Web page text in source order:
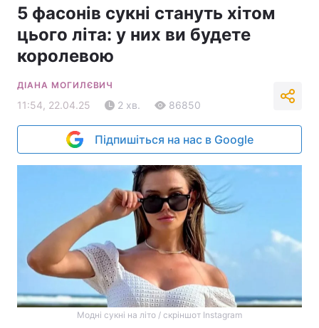
5 фасонів сукні стануть хітом
цього літа: у них ви будете
королевою
ДІАНА МОГИЛЄВИЧ
11:54, 22.04.25 2 хв. 86850
Підпишіться на нас в Google
Модні сукні на літо / скріншот Instagram